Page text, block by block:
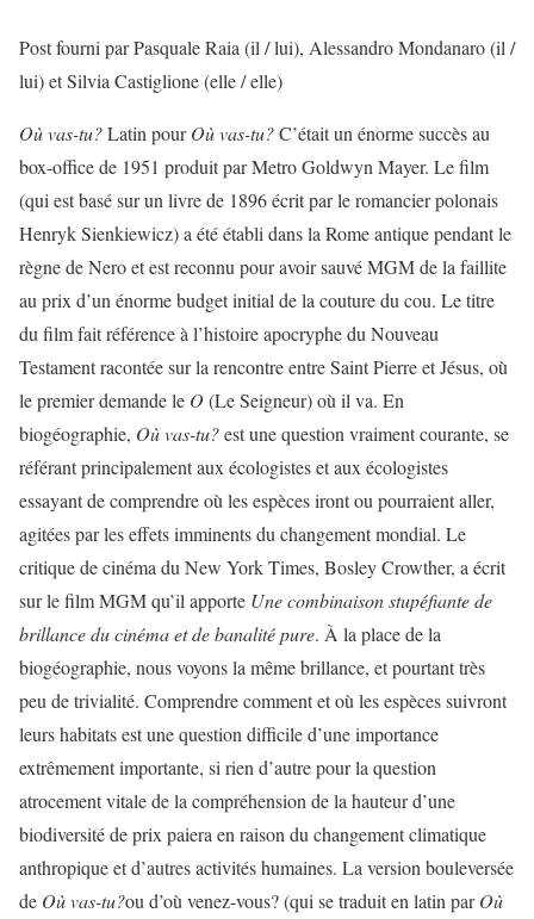
Post fourni par Pasquale Raia (il / lui), Alessandro Mondanaro (il /
lui) et Silvia Castiglione (elle / elle)
Où vas-tu?Latin pourOù vas-tu?C’était un énorme succès au
box-office de 1951 produit par Metro Goldwyn Mayer. Le film
(qui est basé sur un livre de 1896 écrit par le romancier polonais
Henryk Sienkiewicz) a été établi dans la Rome antique pendant le
règne de Nero et est reconnu pour avoir sauvé MGM de la faillite
au prix d’un énorme budget initial de la couture du cou. Le titre
du film fait référence à l’histoire apocryphe du Nouveau
Testament racontée sur la rencontre entre Saint Pierre et Jésus, où
le premier demande le O(Le Seigneur) où il va. En
biogéographie, Où vas-tu?est une question vraiment courante, se
référant principalement aux écologistes et aux écologistes
essayant de comprendre où les espèces iront ou pourraient aller,
agitées par les effets imminents du changement mondial. Le
critique de cinéma du New York Times, Bosley Crowther, a écrit
sur le film MGM qu’il apporte Une combinaison stupéfiante de
brillance du cinéma et de banalité pure. À la place de la
biogéographie, nous voyons la même brillance, et pourtant très
peu de trivialité. Comprendre comment et où les espèces suivront
leurs habitats est une question difficile d’une importance
extrêmement importante, si rien d’autre pour la question
atrocement vitale de la compréhension de la hauteur d’une
biodiversité de prix paiera en raison du changement climatique
anthropique et d’autres activités humaines. La version bouleversée
de Où vas-tu?ou d’où venez-vous? (qui se traduit en latin parOù